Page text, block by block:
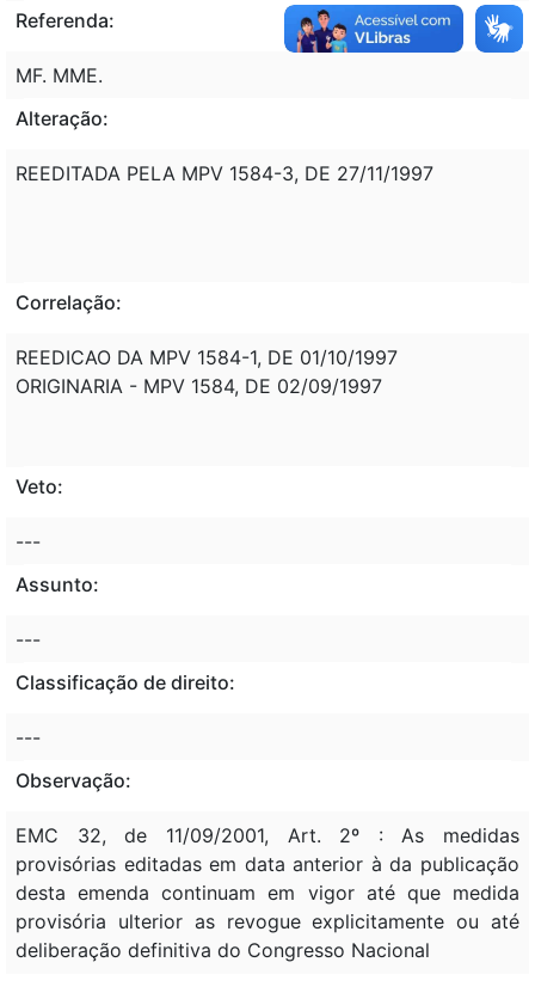
Referenda:
MF. MME.
Alteração:
REEDITADA PELA MPV 1584-3, DE 27/11/1997
Correlação:
REEDICAO DA MPV 1584-1, DE 01/10/1997
ORIGINARIA - MPV 1584, DE 02/09/1997
Veto:
---
Assunto:
---
Classificação de direito:
---
Observação:
EMC 32, de 11/09/2001, Art. 2º : As medidas
provisórias editadas em data anterior à da publicação
desta emenda continuam em vigor até que medida
provisória ulterior as revogue explicitamente ou até
deliberação definitiva do Congresso Nacional